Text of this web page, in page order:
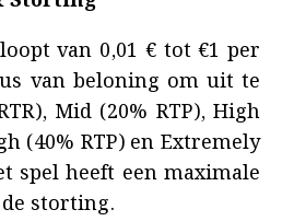
van 0,01 € tot €1 per
van beloning om uit te
Mid (20% RTP), High
(40% RTP) en Extremely
spel heeft een maximale
storting.